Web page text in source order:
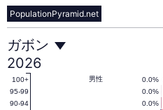
PopulationPyramid.net
ガ
ボ
ガボン
2026
0.0%
0.0%
0.0%
男性
90-94
95-99
100+